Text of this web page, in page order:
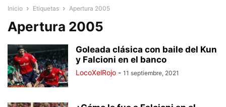
Inicio Etiquetas Apertura 2005
Apertura 2005
Goleada clásica con baile del Kun
y Falcioni en el banco
LocoXelRojo - 11 septiembre, 2021